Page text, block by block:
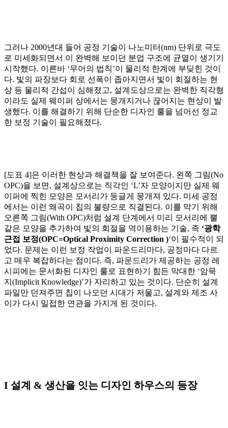
그러나 2000년대 들어 공정 기술이 나노미터(nm) 단위로 극도
로 미세화되면서 이 완벽해 보이던 분업 구조에 균열이 생기기
시작했다. 이른바 ‘무어의 법칙’이 물리적 한계에 부딪힌 것이
다. 빛의 파장보다 회로 선폭이 좁아지면서 빛이 회절하는 현
상 등 물리적 간섭이 심해졌고, 설계도상으로는 완벽한 직각형
이라도 실제 웨이퍼 상에서는 뭉개지거나 끊어지는 현상이 발
생했다. 이를 해결하기 위해 단순한 디자인 룰을 넘어선 정교
한 보정 기술이 필요해졌다.
[도표 4]은 이러한 현상과 해결책을 잘 보여준다. 왼쪽 그림(No
OPC)을 보면, 설계상으로는 직각인 ‘L’자 모양이지만 실제 웨
이퍼에 찍힌 모양은 모서리가 둥글게 뭉개져 있다. 미세 공정
에서는 이런 왜곡이 칩의 불량으로 직결된다. 이를 막기 위해
오른쪽 그림(With OPC)처럼 설계 단계에서 미리 모서리에 뿔
같은 모양을 추가하여 빛의 회절을 역이용하는 기술, 즉 ‘광학
근접 보정(OPC=Optical Proximity Correction )‘이 필수적이 되
었다. 문제는 이런 보정 작업이 파운드리마다, 공정마다 다르
고 매우 복잡하다는 점이다. 즉, 파운드리가 제공하는 공정 레
시피에는 문서화된 디자인 룰로 표현하기 힘든 막대한 ‘암묵
지(Implicit Knowledge)’가 자리하고 있는 것이다. 단순히 설계
파일만 던져주면 칩이 나오던 시대가 저물고, 설계와 제조 사
이가 다시 밀접한 연관을 가지게 된 것이다.
I 설계 & 생산을 잇는 디자인 하우스의 등장